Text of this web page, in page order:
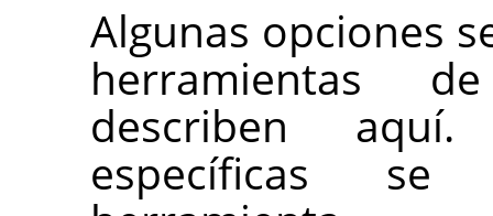
Algunas opciones
herramientas
describen
específicas